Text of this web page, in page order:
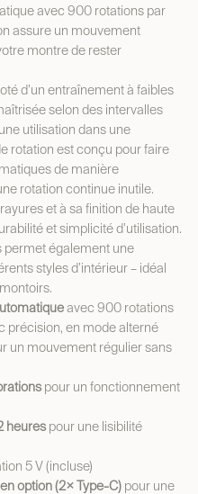
avec 900 rotations par
assure un mouvement
montre de rester
d’un entraînement à faibles
selon des intervalles
utilisation dans une
rotation est conçu pour faire
de manière
rotation continue inutile.
et à sa finition de haute
et simplicité d’utilisation.
permet également une
styles d’intérieur – idéal
avec 900 rotations
précision, en mode alterné
un mouvement régulier sans
pour un fonctionnement
heures pour une lisibilité
5 V (incluse)
option (2× Type-C) pour une